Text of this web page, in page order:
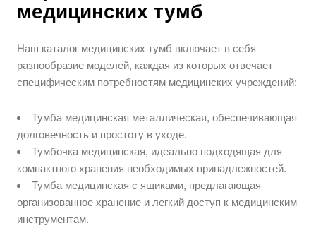
медицинских тумб
Наш каталог медицинских тумб включает в себя
разнообразие моделей, каждая из которых отвечает
специфическим потребностям медицинских учреждений:
Тумба медицинская металлическая, обеспечивающая
долговечность и простоту в уходе.
Тумбочка медицинская, идеально подходящая для
компактного хранения необходимых принадлежностей.
Тумба медицинская с ящиками, предлагающая
организованное хранение и легкий доступ к медицинским
инструментам.